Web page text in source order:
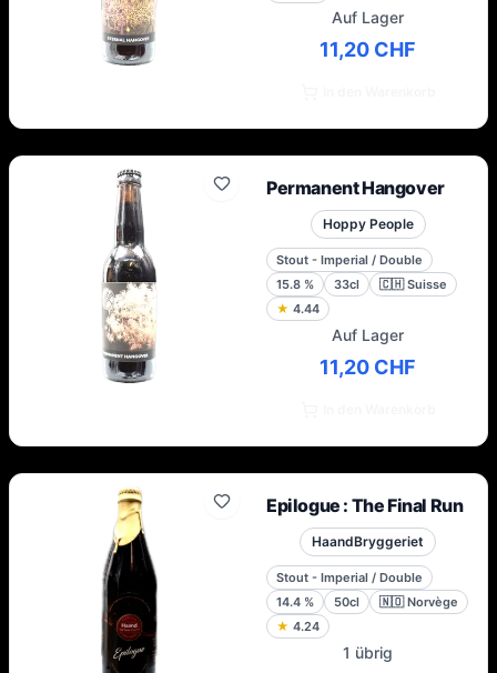
Auf Lager
11,20 CHF
Permanent Hangover
Hoppy People
Stout - Imperial / Double
15.8 % 33cl 🇨🇭 Suisse
★ 4.44
Auf Lager
11,20 CHF
Epilogue : The Final Run
HaandBryggeriet
Stout - Imperial / Double
14.4 % 50cl 🇳🇴 Norvège
★ 4.24
1 übrig